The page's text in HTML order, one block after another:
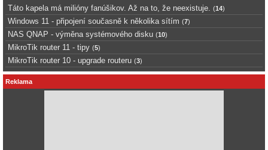
Táto kapela má milióny fanúšikov. Až na to, že neexistuje. (14)
Windows 11 - připojení současně k několika sítím (7)
NAS QNAP - výměna systémového disku (10)
MikroTik router 11 - tipy (5)
MikroTik router 10 - upgrade routeru (3)
Reklama